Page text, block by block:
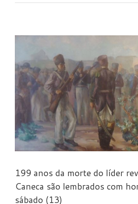
199 anos da morte do líder
Caneca são lembrados com
sábado (13)